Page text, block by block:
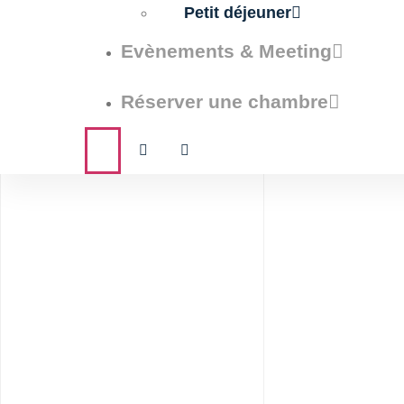
Petit déjeuner
Evènements & Meeting
Réserver une chambre